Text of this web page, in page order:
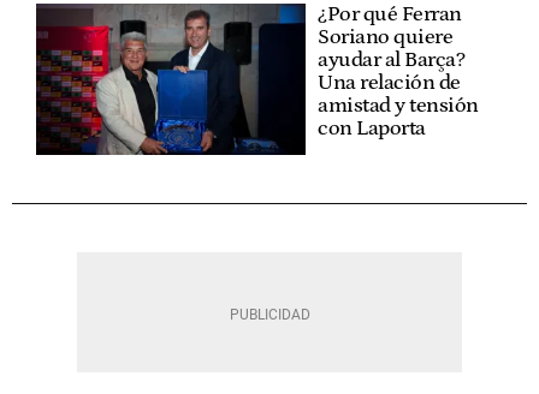
¿Por qué Ferran
Soriano quiere
ayudar al Barça?
Una relación de
amistad y tensión
con Laporta